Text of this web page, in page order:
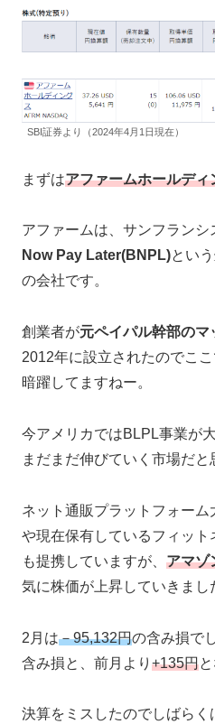
SBI証券より（2024年4月1日現在）
まずはアファームホールディ
アファームは、サンフランシ
Now Pay Later(BNPL)という
の会社です。
創業者が元ペイパル幹部の
2012年に設立されたのでここ
暗躍してますねー。
今アメリカではBLPL事業が
まだまだ伸びていく市場だと
ネット通販プラットフォーム
や現在保有しているフィット
も提携していますが、 アマゾ
気に株価が上昇していきまし
2月は－95,132円の含み損で
含み損と、前月より +135円
決算をミスしたのでしばら